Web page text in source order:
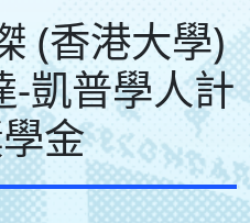
(香港大學)
-凱普學人計
金